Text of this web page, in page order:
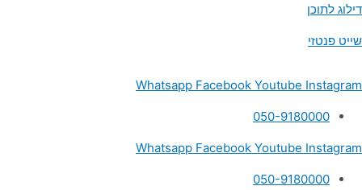
דילוג לתוכן
שייט פנטזי
Whatsapp Facebook Youtube Instagram
050-9180000
Whatsapp Facebook Youtube Instagram
050-9180000